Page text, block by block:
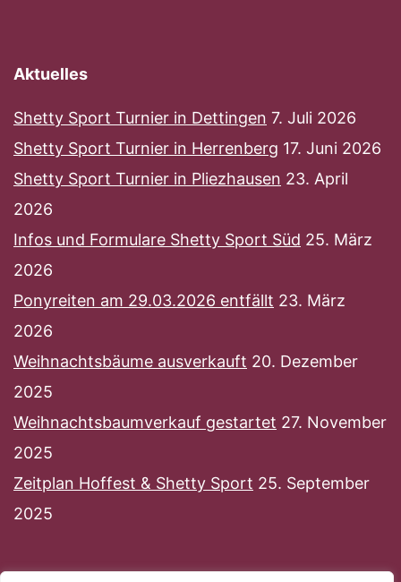
Aktuelles
Shetty Sport Turnier in Dettingen 7. Juli 2026
Shetty Sport Turnier in Herrenberg 17. Juni 2026
Shetty Sport Turnier in Pliezhausen 23. April
2026
Infos und Formulare Shetty Sport Süd 25. März
2026
Ponyreiten am 29.03.2026 entfällt 23. März
2026
Weihnachtsbäume ausverkauft 20. Dezember
2025
Weihnachtsbaumverkauf gestartet 27. November
2025
Zeitplan Hoffest & Shetty Sport 25. September
2025